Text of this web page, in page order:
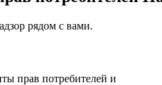
рядом с вами.
прав потребителей и